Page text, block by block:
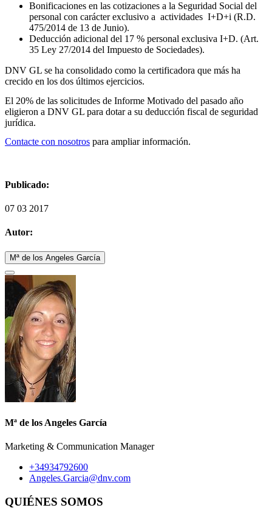
Bonificaciones en las cotizaciones a la Seguridad Social del
personal con carácter exclusivo a actividades I+D+i (R.D.
475/2014 de 13 de Junio).
Deducción adicional del 17 % personal exclusiva I+D. (Art.
35 Ley 27/2014 del Impuesto de Sociedades).
DNV GL se ha consolidado como la certificadora que más ha
crecido en los dos últimos ejercicios.
El 20% de las solicitudes de Informe Motivado del pasado año
eligieron a DNV GL para dotar a su deducción fiscal de seguridad
jurídica.
Contacte con nosotros para ampliar información.
Publicado:
07 03 2017
Autor:
Mª de los Angeles García
Mª de los Angeles García
Marketing & Communication Manager
+34934792600
Angeles.Garcia@dnv.com
QUIÉNES SOMOS